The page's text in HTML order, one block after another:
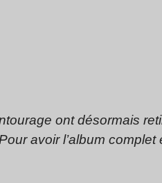
ont désormais
avoir l’album